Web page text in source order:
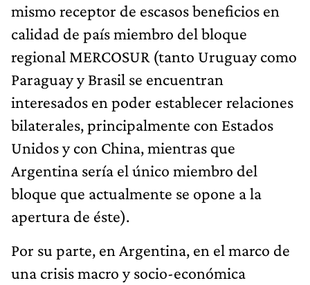
mismo receptor de escasos beneficios en
calidad de país miembro del bloque
regional MERCOSUR (tanto Uruguay como
Paraguay y Brasil se encuentran
interesados en poder establecer relaciones
bilaterales, principalmente con Estados
Unidos y con China, mientras que
Argentina sería el único miembro del
bloque que actualmente se opone a la
apertura de éste).
Por su parte, en Argentina, en el marco de
una crisis macro y socio-económica